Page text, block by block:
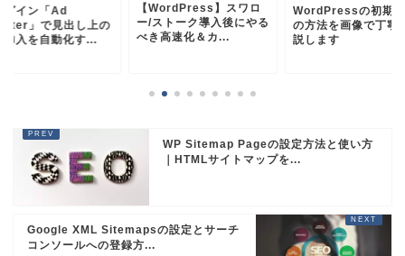
グイン「Ad
」で見出し上の
挿入を自動化す...
【WordPress】スワロ
ー/ストーク導入後にやる
べき高速化＆カ...
WordPressの初期
の方法を画像で丁寧
説します
WP Sitemap Pageの設定方法と使い方
｜HTMLサイトマップを...
Google XML Sitemapsの設定とサーチ
コンソールへの登録方...